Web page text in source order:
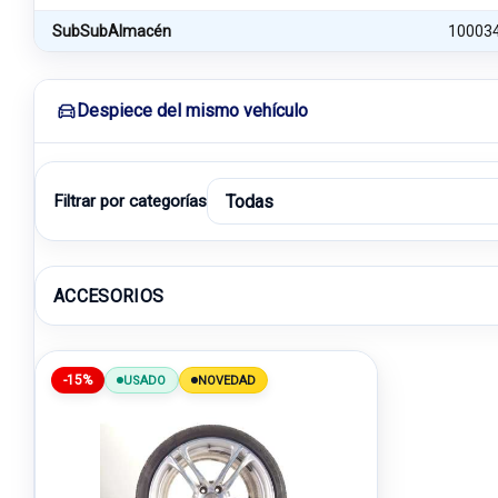
SubSubAlmacén
Despiece del mismo vehículo
Filtrar por categorías
ACCESORIOS
-15% USADO NOVEDAD